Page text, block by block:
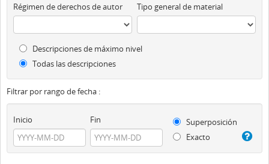
Régimen de derechos de autor Tipo general de material
Descripciones de máximo nivel
Todas las descripciones
Filtrar por rango de fecha :
Inicio Fin
Superposición
Exacto